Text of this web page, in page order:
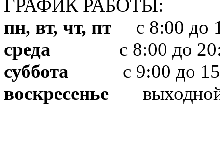
ГРАФИК РАБОТЫ:
пн, вт, чт, пт с 8:00 до
среда с 8:00 до
суббота с 9:00 до
воскресенье